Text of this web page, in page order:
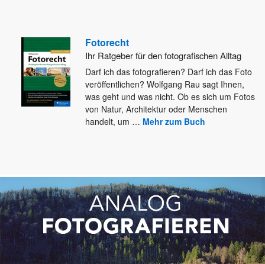
Fotorecht
Ihr Ratgeber für den fotografischen Alltag
Darf ich das fotografieren? Darf ich das Foto
veröffentlichen? Wolfgang Rau sagt Ihnen,
was geht und was nicht. Ob es sich um Fotos
von Natur, Architektur oder Menschen
handelt, um … Mehr zum Buch